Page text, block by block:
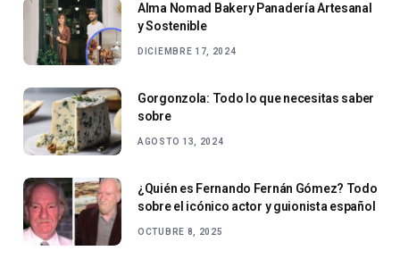
Alma Nomad Bakery Panadería Artesanal
y Sostenible
DICIEMBRE 17, 2024
Gorgonzola: Todo lo que necesitas saber
sobre
AGOSTO 13, 2024
¿Quién es Fernando Fernán Gómez? Todo
sobre el icónico actor y guionista español
OCTUBRE 8, 2025